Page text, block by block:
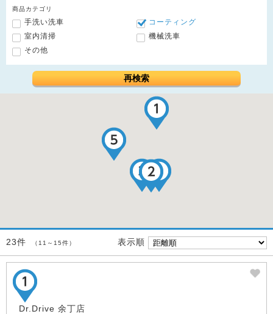
商品カテゴリ
手洗い洗車
コーティング
室内清掃
機械洗車
その他
再検索
23件 （11～15件） 表示順
Dr.Drive 余丁店